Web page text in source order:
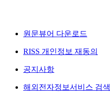
원문뷰어 다운로드
RISS 개인정보 재동의
공지사항
해외전자정보서비스 검색